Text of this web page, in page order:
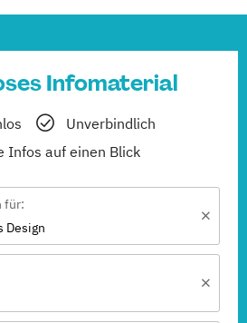
Infomaterial
Unverbindlich
Infos auf einen Blick
für:
Design